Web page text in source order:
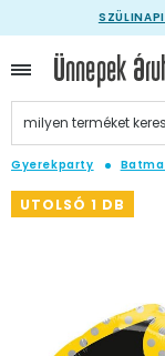
Gyerekparty
UTOLSÓ 1 DB